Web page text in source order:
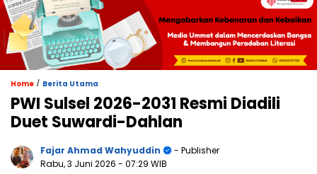
Home / Berita Utama
PWI Sulsel 2026-2031 Resmi Diadili
Duet Suwardi-Dahlan
Fajar Ahmad Wahyuddin
- Publisher
Rabu, 3 Juni 2026 - 07:29 WIB